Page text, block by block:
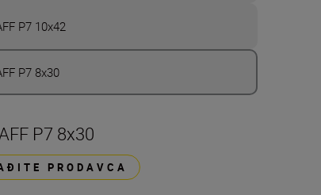
P7 10x42
P7 8x30
P7 8x30
PRODAVCA